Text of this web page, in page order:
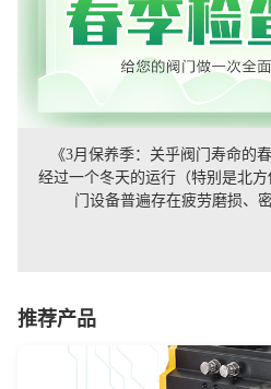
《3月保养季：关乎阀门寿命的
经过一个冬天的运行（特别是北
门设备普遍存在疲劳磨损、
推荐产品